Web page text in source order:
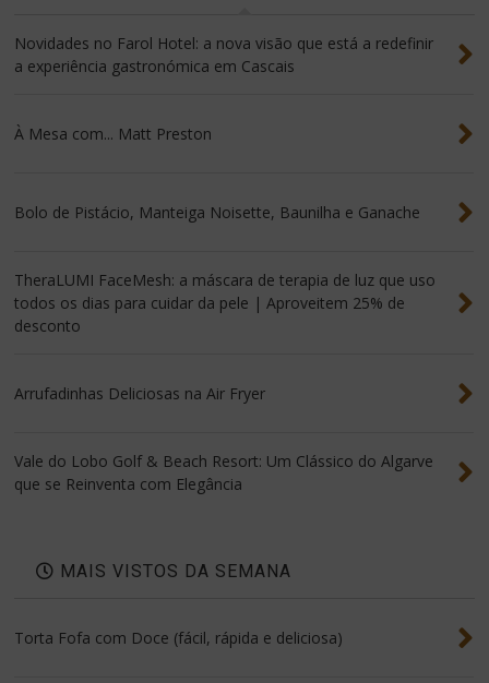
Novidades no Farol Hotel: a nova visão que está a redefinir
a experiência gastronómica em Cascais
À Mesa com... Matt Preston
Bolo de Pistácio, Manteiga Noisette, Baunilha e Ganache
TheraLUMI FaceMesh: a máscara de terapia de luz que uso
todos os dias para cuidar da pele | Aproveitem 25% de
desconto
Arrufadinhas Deliciosas na Air Fryer
Vale do Lobo Golf & Beach Resort: Um Clássico do Algarve
que se Reinventa com Elegância
MAIS VISTOS DA SEMANA
Torta Fofa com Doce (fácil, rápida e deliciosa)